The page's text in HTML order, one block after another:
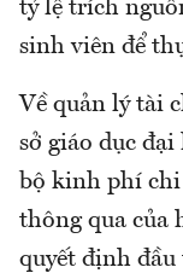
tỷ lệ trích
sinh viên để
Về quản lý tài
sở giáo dục
bộ kinh phí chi
thông qua của
quyết định đầu